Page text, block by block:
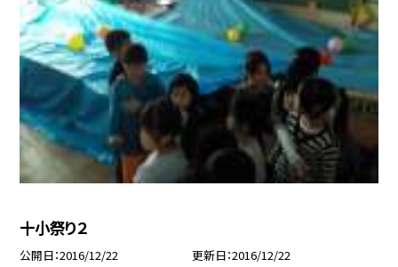
十小祭り２
公開日 2016/12/22 更新日 2016/12/22